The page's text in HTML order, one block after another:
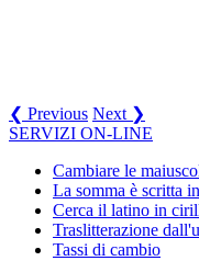
❮ Previous Next ❯
SERVIZI ON-LINE
Cambiare le
La somma è scritta
Cerca il latino in
Traslitterazione
Tassi di cambio